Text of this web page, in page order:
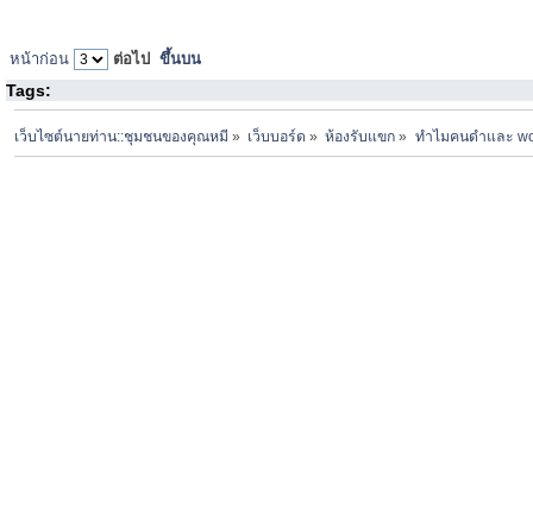
หน้าก่อน ต่อไป ขึ้นบน
Tags:
เว็บไซต์นายท่าน::ชุมชนของคุณหมี » เว็บบอร์ด » ห้องรับแขก » ทำไมคนดำและ